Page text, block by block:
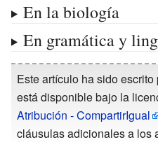
En la biología
En gramática y
Este artículo ha sido escrito
está disponible bajo la
Atribución - CompartirIgual
cláusulas adicionales a los